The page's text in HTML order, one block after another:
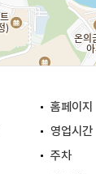
홈페이지
영업시간
주차